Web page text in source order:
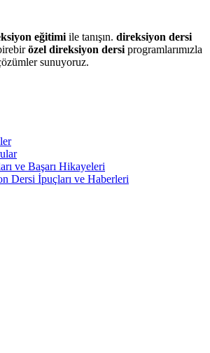
eğitimi ile tanışın. direksiyon dersi
özel direksiyon dersi programlarımızla
sunuyoruz.
ve Başarı Hikayeleri
Dersi İpuçları ve Haberleri